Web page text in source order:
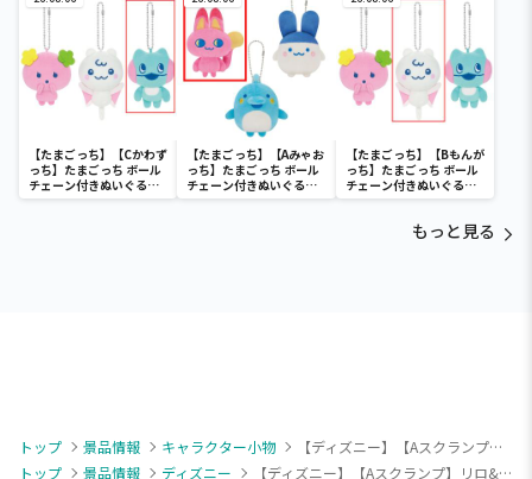
【たまごっち】【Cかわず
っち】たまごっち ボール
チェーン付きぬいぐるみ
～Tamagotchi
【たまごっち】【Aみゃお
っち】たまごっち ボール
チェーン付きぬいぐるみ
～Tamagotchi
【たまごっち】【Bもんが
っち】たまごっち ボール
チェーン付きぬいぐるみ
～Tamagotchi
もっと見る
トップ 景品情報 キャラクター小物
【ディズニー】【Aスクランプ】リロ&スティッチ マスコット おともだちといっしょVer.
トップ
景品情報 ディズニー 【ディズニー】【Aスクランプ】リロ&スティッチ マスコット おともだちといっしょVer.